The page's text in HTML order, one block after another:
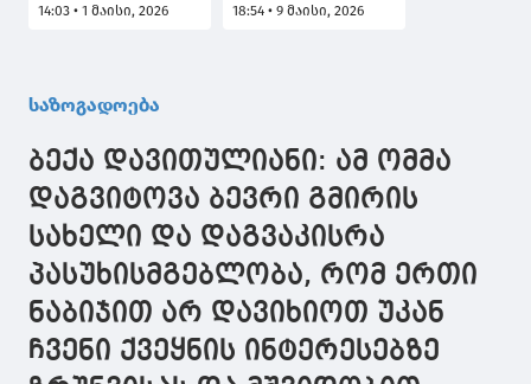
საერთაშორისო
ახალგაზრდულ
გამოვიდნენ
14:03 • 1 მაისი, 2026
სახელმწიფომ
შეიძლება
მოძველებული
იყოს
18:54 • 9 მაისი, 2026
საზოგადოება
ბექა დავითულიანი: ამ ომმა
დაგვიტოვა ბევრი გმირის
სახელი და დაგვაკისრა
პასუხისმგებლობა, რომ ერთი
ნაბიჯით არ დავიხიოთ უკან
ჩვენი ქვეყნის ინტერესებზე